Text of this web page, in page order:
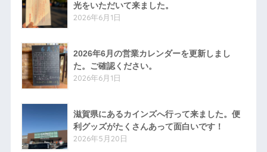
光をいただいて来ました。
2026年6月1日
2026年6月の営業カレンダーを更新しまし
た。ご確認ください。
2026年6月1日
滋賀県にあるカインズへ行って来ました。便
利グッズがたくさんあって面白いです！
2026年5月20日